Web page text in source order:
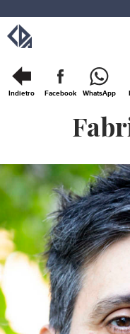
Indietro Facebook WhatsApp